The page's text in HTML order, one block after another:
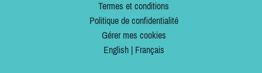
Termes et conditions
Politique de confidentialité
Gérer mes cookies
English| Français